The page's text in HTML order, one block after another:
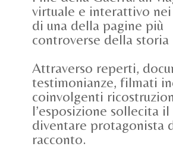
virtuale e interattivo
di una della pagine più
controverse della storia
Attraverso reperti,
testimonianze, filmati
coinvolgenti
l’esposizione sollecita
diventare protagonista
racconto.